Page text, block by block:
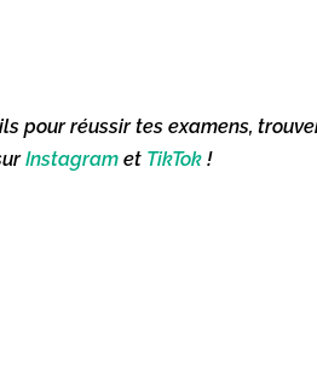
pour réussir tes examens,
Instagram et TikTok !